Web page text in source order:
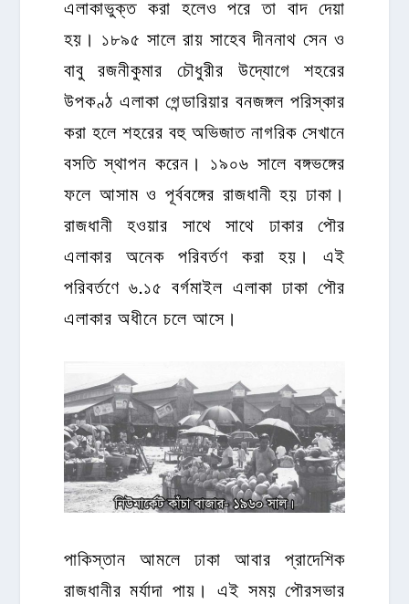
এলাকাভুক্ত করা হলেও পরে তা বাদ দেয়া
হয়। ১৮৯৫ সালে রায় সাহেব দীননাথ সেন ও
বাবু রজনীকুমার চৌধুরীর উদ্যোগে শহরের
উপকণ্ঠ এলাকা গেন্ডারিয়ার বনজঙ্গল পরিস্কার
করা হলে শহরের বহু অভিজাত নাগরিক সেখানে
বসতি স্থাপন করেন। ১৯০৬ সালে বঙ্গভঙ্গের
ফলে আসাম ও পূর্ববঙ্গের রাজধানী হয় ঢাকা।
রাজধানী হওয়ার সাথে সাথে ঢাকার পৌর
এলাকার অনেক পরিবর্তণ করা হয়। এই
পরিবর্তণে ৬.১৫ বর্গমাইল এলাকা ঢাকা পৌর
এলাকার অধীনে চলে আসে।
পাকিস্তান আমলে ঢাকা আবার প্রাদেশিক
রাজধানীর মর্যাদা পায়। এই সময় পৌরসভার